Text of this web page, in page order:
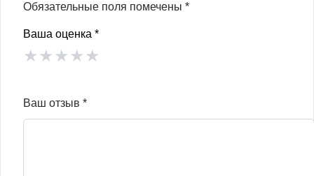
Обязательные поля помечены *
Ваша оценка *
★★★★★
Ваш отзыв *